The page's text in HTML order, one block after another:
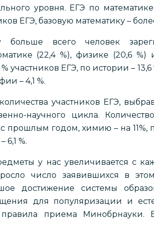
уровня. ЕГЭ по
ЕГЭ, базовую математику –
всего человек
(22,4 %), физике (20,6 %)
участников ЕГЭ, по истории – 13,6
– 4,1 %.
участников ЕГЭ,
научного цикла.
прошлым годом, химию – на 11%,
6,1 %.
у нас увеличивается с
число заявившихся в
достижение системы
для популяризации и
приема Минобрнауки.